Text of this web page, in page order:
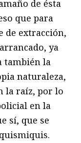
de ésta
que para
de extracción,
ya
también la
naturaleza,
la raíz, por lo
en la
sí, que se